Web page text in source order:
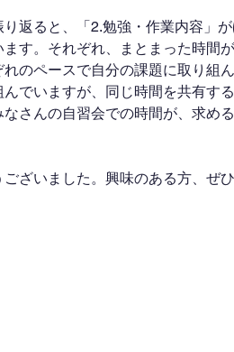
返ると、「2.勉強・作業内容」が
す。それぞれ、まとまった時間
のペースで自分の課題に取り組
でいますが、同じ時間を共有す
さんの自習会での時間が、求め
ざいました。興味のある方、ぜ